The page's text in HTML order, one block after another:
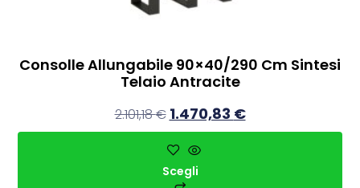
Consolle Allungabile 90×40/290 Cm Sintesi
Telaio Antracite
2.101,18€ 1.470,83 €
Scegli